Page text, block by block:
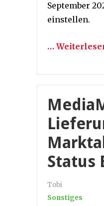
September
einstellen.
…
Status
Tobi
Sonstiges